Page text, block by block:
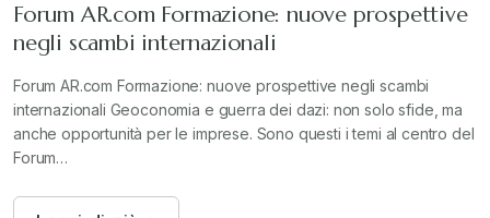
Forum AR.com Formazione: nuove prospettive
negli scambi internazionali
Forum AR.com Formazione: nuove prospettive negli scambi
internazionali Geoconomia e guerra dei dazi: non solo sfide, ma
anche opportunità per le imprese. Sono questi i temi al centro del
Forum…